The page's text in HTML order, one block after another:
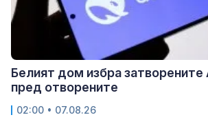
Белият дом избра
пред отворените
02:00 • 07.08.26